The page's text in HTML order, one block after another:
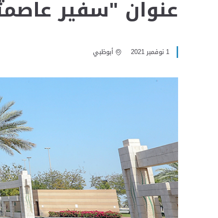
عنوان "سفير
1 نوفمبر 2021 أبوظبي